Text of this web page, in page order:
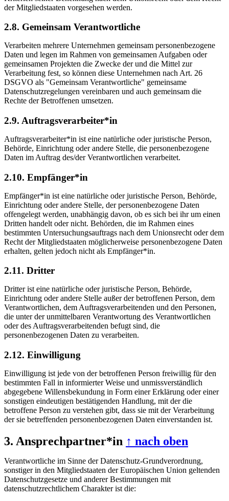
der Mitgliedstaaten vorgesehen werden.
2.8. Gemeinsam Verantwortliche
Verarbeiten mehrere Unternehmen gemeinsam personenbezogene
Daten und legen im Rahmen von gemeinsamen Aufgaben oder
gemeinsamen Projekten die Zwecke der und die Mittel zur
Verarbeitung fest, so können diese Unternehmen nach Art. 26
DSGVO als "Gemeinsam Verantwortliche" gemeinsame
Datenschutzregelungen vereinbaren und auch gemeinsam die
Rechte der Betroffenen umsetzen.
2.9. Auftragsverarbeiter*in
Auftragsverarbeiter*in ist eine natürliche oder juristische Person,
Behörde, Einrichtung oder andere Stelle, die personenbezogene
Daten im Auftrag des/der Verantwortlichen verarbeitet.
2.10. Empfänger*in
Empfänger*in ist eine natürliche oder juristische Person, Behörde,
Einrichtung oder andere Stelle, der personenbezogene Daten
offengelegt werden, unabhängig davon, ob es sich bei ihr um einen
Dritten handelt oder nicht. Behörden, die im Rahmen eines
bestimmten Untersuchungsauftrags nach dem Unionsrecht oder dem
Recht der Mitgliedstaaten möglicherweise personenbezogene Daten
erhalten, gelten jedoch nicht als Empfänger*in.
2.11. Dritter
Dritter ist eine natürliche oder juristische Person, Behörde,
Einrichtung oder andere Stelle außer der betroffenen Person, dem
Verantwortlichen, dem Auftragsverarbeitenden und den Personen,
die unter der unmittelbaren Verantwortung des Verantwortlichen
oder des Auftragsverarbeitenden befugt sind, die
personenbezogenen Daten zu verarbeiten.
2.12. Einwilligung
Einwilligung ist jede von der betroffenen Person freiwillig für den
bestimmten Fall in informierter Weise und unmissverständlich
abgegebene Willensbekundung in Form einer Erklärung oder einer
sonstigen eindeutigen bestätigenden Handlung, mit der die
betroffene Person zu verstehen gibt, dass sie mit der Verarbeitung
der sie betreffenden personenbezogenen Daten einverstanden ist.
3. Ansprechpartner*in ↑ nach oben
Verantwortliche im Sinne der Datenschutz-Grundverordnung,
sonstiger in den Mitgliedstaaten der Europäischen Union geltenden
Datenschutzgesetze und anderer Bestimmungen mit
datenschutzrechtlichem Charakter ist die: